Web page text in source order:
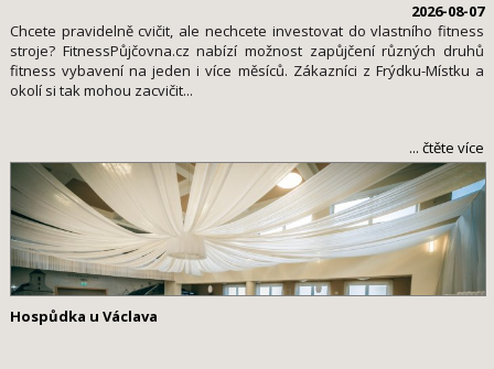
2026-08-07
Chcete pravidelně cvičit, ale nechcete investovat do vlastního fitness
stroje? FitnessPůjčovna.cz nabízí možnost zapůjčení různých druhů
fitness vybavení na jeden i více měsíců. Zákazníci z Frýdku-Místku a
okolí si tak mohou zacvičit...
... čtěte více
Hospůdka u Václava